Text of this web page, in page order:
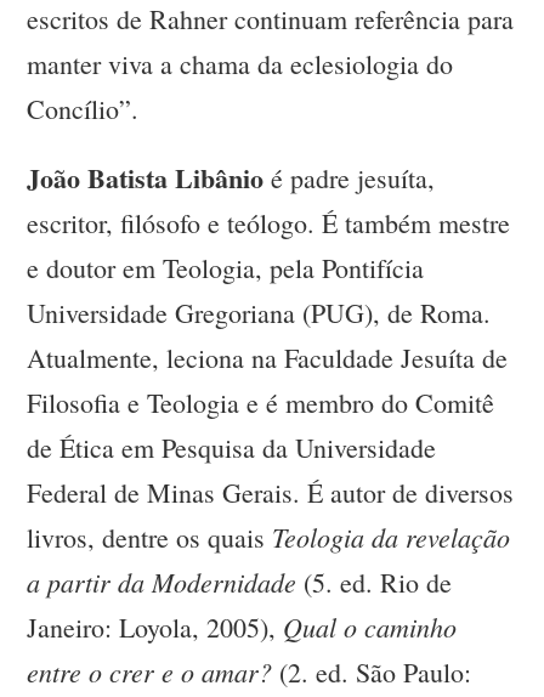
escritos de Rahner continuam referência para
manter viva a chama da eclesiologia do
Concílio”.
João Batista Libânio é padre jesuíta,
escritor, filósofo e teólogo. É também mestre
e doutor em Teologia, pela Pontifícia
Universidade Gregoriana (PUG), de Roma.
Atualmente, leciona na Faculdade Jesuíta de
Filosofia e Teologia e é membro do Comitê
de Ética em Pesquisa da Universidade
Federal de Minas Gerais. É autor de diversos
livros, dentre os quais Teologia da revelação
a partir da Modernidade (5. ed. Rio de
Janeiro: Loyola, 2005), Qual o caminho
entre o crer e o amar? (2. ed. São Paulo: